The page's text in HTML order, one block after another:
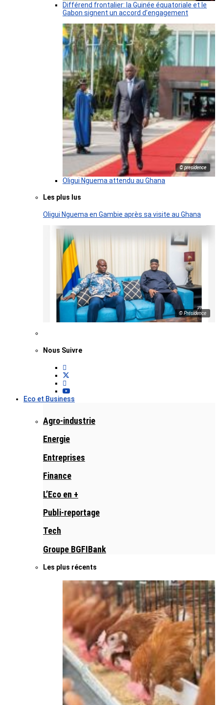
Différend frontalier: la Guinée équatoriale et le
Gabon signent un accord d’engagement
© presidence
Oligui Nguema attendu au Ghana
Les plus lus
Oligui Nguema en Gambie après sa visite au Ghana
© Présidence
Nous Suivre
Eco et Business
Agro-industrie
Energie
Entreprises
Finance
L’Eco en +
Publi-reportage
Tech
Groupe BGFIBank
Les plus récents